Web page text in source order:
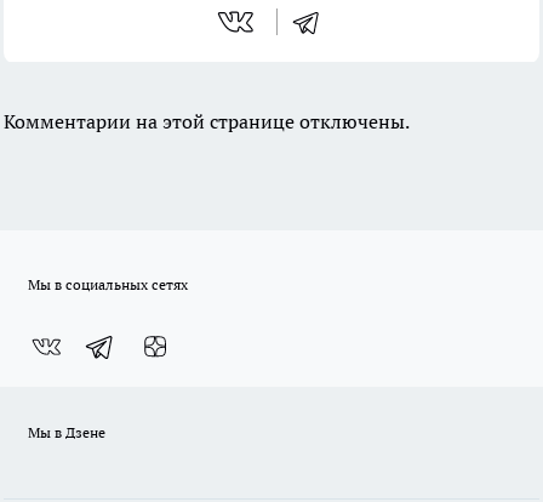
Комментарии на этой странице отключены.
Мы в социальных сетях
Мы в Дзене